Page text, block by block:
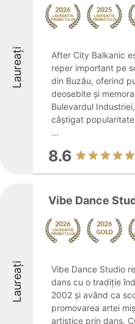
Laureați
After City Balkanic
reper important pe
din Buzău, oferind
deosebite și
Bulevardul
câștigat
...
8.6
Laureați
Vibe Dance
Vibe Dance Studio
dans cu o tradiție
2002 și având ca
promovarea artei
artistice prin dans.